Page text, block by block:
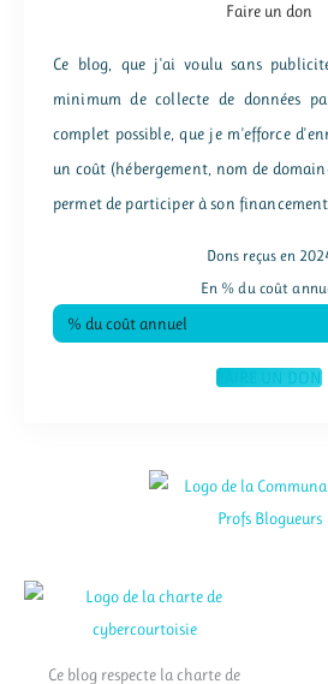
Faire un don
Ce blog, que j'ai voulu sans
minimum de collecte de données
complet possible, que je m'efforce
un coût (hébergement, nom de
permet de participer à son
Dons reçus en
En % du coût
% du coût annuel
FAIRE UN DON
Ce blog respecte la charte de